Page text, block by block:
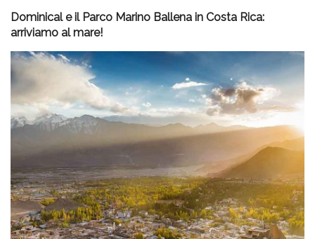
Dominical e il Parco Marino Ballena in Costa Rica:
arriviamo al mare!